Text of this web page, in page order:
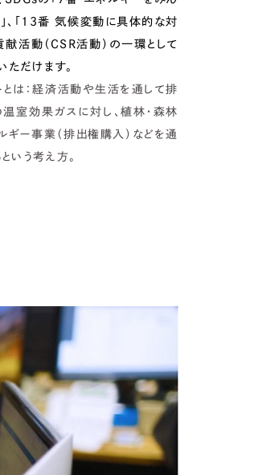
、「13番 気候変動に具体的な対
活動（CSR活動）の一環として
だけます。
とは：経済活動や生活を通して排
室効果ガスに対し、植林・森林
ギー事業（排出権購入）などを通
いう考え方。